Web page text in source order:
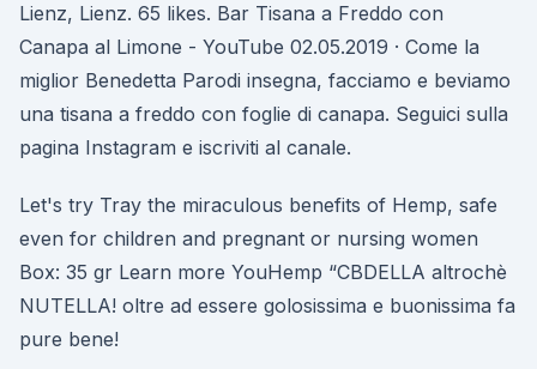
Lienz, Lienz. 65 likes. Bar Tisana a Freddo con
Canapa al Limone - YouTube 02.05.2019 · Come la
miglior Benedetta Parodi insegna, facciamo e beviamo
una tisana a freddo con foglie di canapa. Seguici sulla
pagina Instagram e iscriviti al canale.
Let's try Tray the miraculous benefits of Hemp, safe
even for children and pregnant or nursing women
Box: 35 gr Learn more YouHemp “CBDELLA altrochè
NUTELLA! oltre ad essere golosissima e buonissima fa
pure bene!